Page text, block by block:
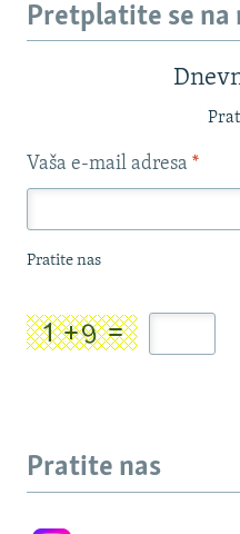
Pretplatite se na
Vaša e-mail adresa *
Pratite nas
Pratite nas